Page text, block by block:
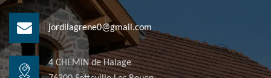
jordilagrene0@gmail.com
4 CHEMIN de Halage